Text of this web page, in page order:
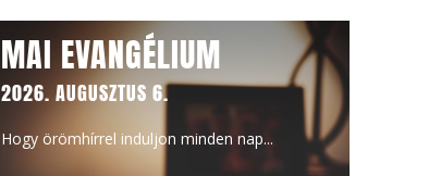
MAI EVANGÉLIUM
2026. AUGUSZTUS 6.
Hogy örömhírrel induljon minden nap...